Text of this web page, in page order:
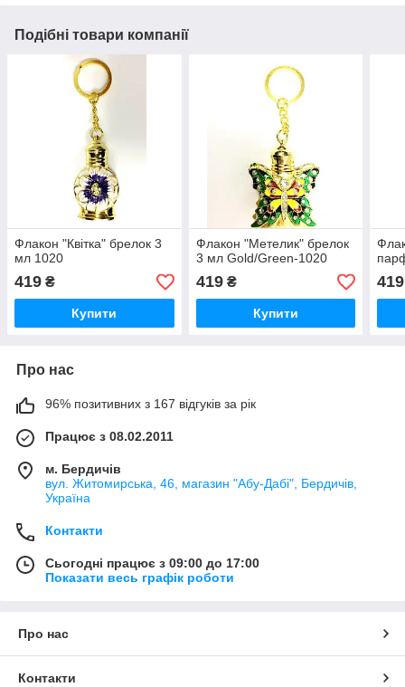
Подібні товари компанії
Флакон "Квітка" брелок 3
мл 1020
419 ₴
Купити
Флакон "Метелик" брелок
3 мл Gold/Green-1020
419₴
Купити
419
Про нас
96% позитивних з 167 відгуків за рік
Працює з 08.02.2011
м. Бердичів
вул. Житомирська, 46, магазин "Абу-Дабі", Бердичів,
Україна
Контакти
Сьогодні працює з 09:00 до 17:00
Показати весь графік роботи
Про нас
Контакти